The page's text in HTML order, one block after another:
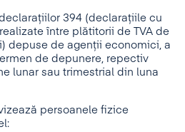
394 (declarațiile cu
între plătitorii de TVA de
depuse de agenții economici, a
de depunere, repectiv
lunar sau trimestrial din luna
persoanele fizice